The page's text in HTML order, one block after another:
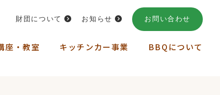
財団について お知らせ お問い合わせ
座・教室 キッチンカー事業 BBQについて